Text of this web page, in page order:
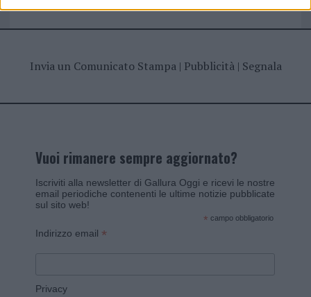
Invia un Comunicato Stampa| Pubblicità| Segnala
Vuoi rimanere sempre aggiornato?
Iscriviti alla newsletter di Gallura Oggi e ricevi le nostre
email periodiche contenenti le ultime notizie pubblicate
sul sito web!
* campo obbligatorio
Indirizzo email *
Privacy